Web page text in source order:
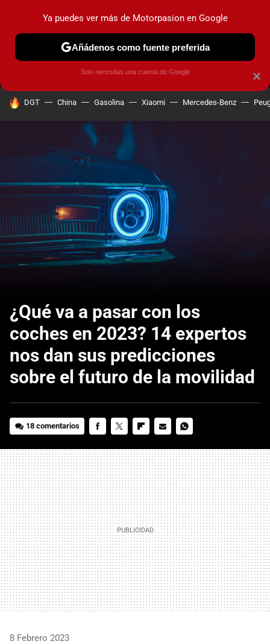
MENÚ NUEVO
COCHES ELÉCTRICOS OBSERVATORIO
HOY SE HABLA DE
DGT China Gasolina Xiaomi Mercedes-Benz
¿Qué va a pasar con los
coches en 2023? 14 expertos
nos dan sus predicciones
sobre el futuro de la movilidad
18 comentarios
MAIL
8 Febrero 2023
×
Ya puedes ver más de Motorpasion en Google
Añádenos como fuente preferida
Solo necesitas una cuenta de Google